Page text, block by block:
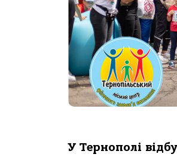
У Тернополі